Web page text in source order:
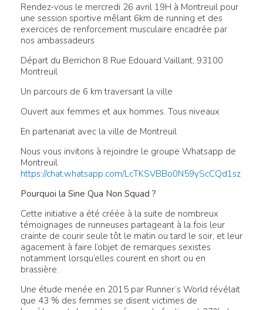
Rendez-vous le mercredi 26 avril 19H à Montreuil pour
une session sportive mêlant 6km de running et des
exercices de renforcement musculaire encadrée par
nos ambassadeurs
Départ du Berrichon 8 Rue Edouard Vaillant, 93100
Montreuil
Un parcours de 6 km traversant la ville
Ouvert aux femmes et aux hommes. Tous niveaux
En partenariat avec la ville de Montreuil
Nous vous invitons à rejoindre le groupe Whatsapp de
Montreuil
https://chat.whatsapp.com/LcTKSVBBo0N59yScCQd1sz
Pourquoi la Sine Qua Non Squad ?
Cette initiative a été créée à la suite de nombreux
témoignages de runneuses partageant à la fois leur
crainte de courir seule tôt le matin ou tard le soir, et leur
agacement à faire l’objet de remarques sexistes
notamment lorsqu’elles courent en short ou en
brassière.
Une étude menée en 2015 par Runner’s World révélait
que 43 % des femmes se disent victimes de